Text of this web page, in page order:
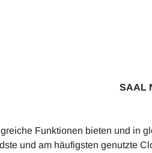
Funktionen bieten und in
und am häufigsten genutzte